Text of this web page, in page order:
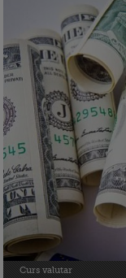
Curs valutar